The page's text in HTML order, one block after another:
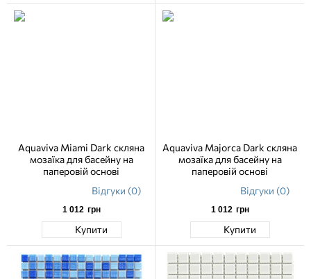
Aquaviva Miami Dark скляна
мозаїка для басейну на
паперовій основі
Відгуки (0)
1 012 грн
Купити
Aquaviva Majorca Dark скляна
мозаїка для басейну на
паперовій основі
Відгуки (0)
1 012 грн
Купити